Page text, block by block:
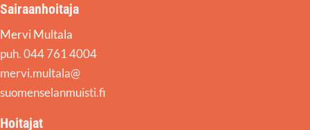
Sairaanhoitaja
Mervi Multala
puh. 044 761 4004
mervi.multala@
suomenselanmuisti.fi
Hoitajat